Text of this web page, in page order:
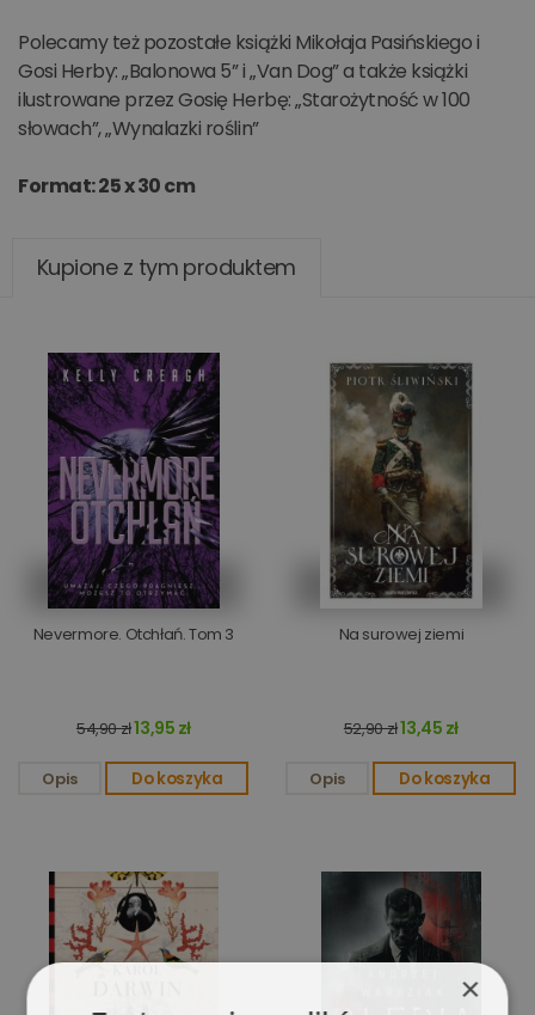
Polecamy też pozostałe książki Mikołaja Pasińskiego i
Gosi Herby: „Balonowa 5” i „Van Dog” a także książki
ilustrowane przez Gosię Herbę: „Starożytność w 100
słowach”, „Wynalazki roślin”
Format: 25 x 30 cm
Kupione z tym produktem
Nevermore. Otchłań. Tom 3
54,90 zł13,95 zł
Opis Do koszyka
Na surowej ziemi
52,90 zł13,45 zł
Opis Do koszyka
×